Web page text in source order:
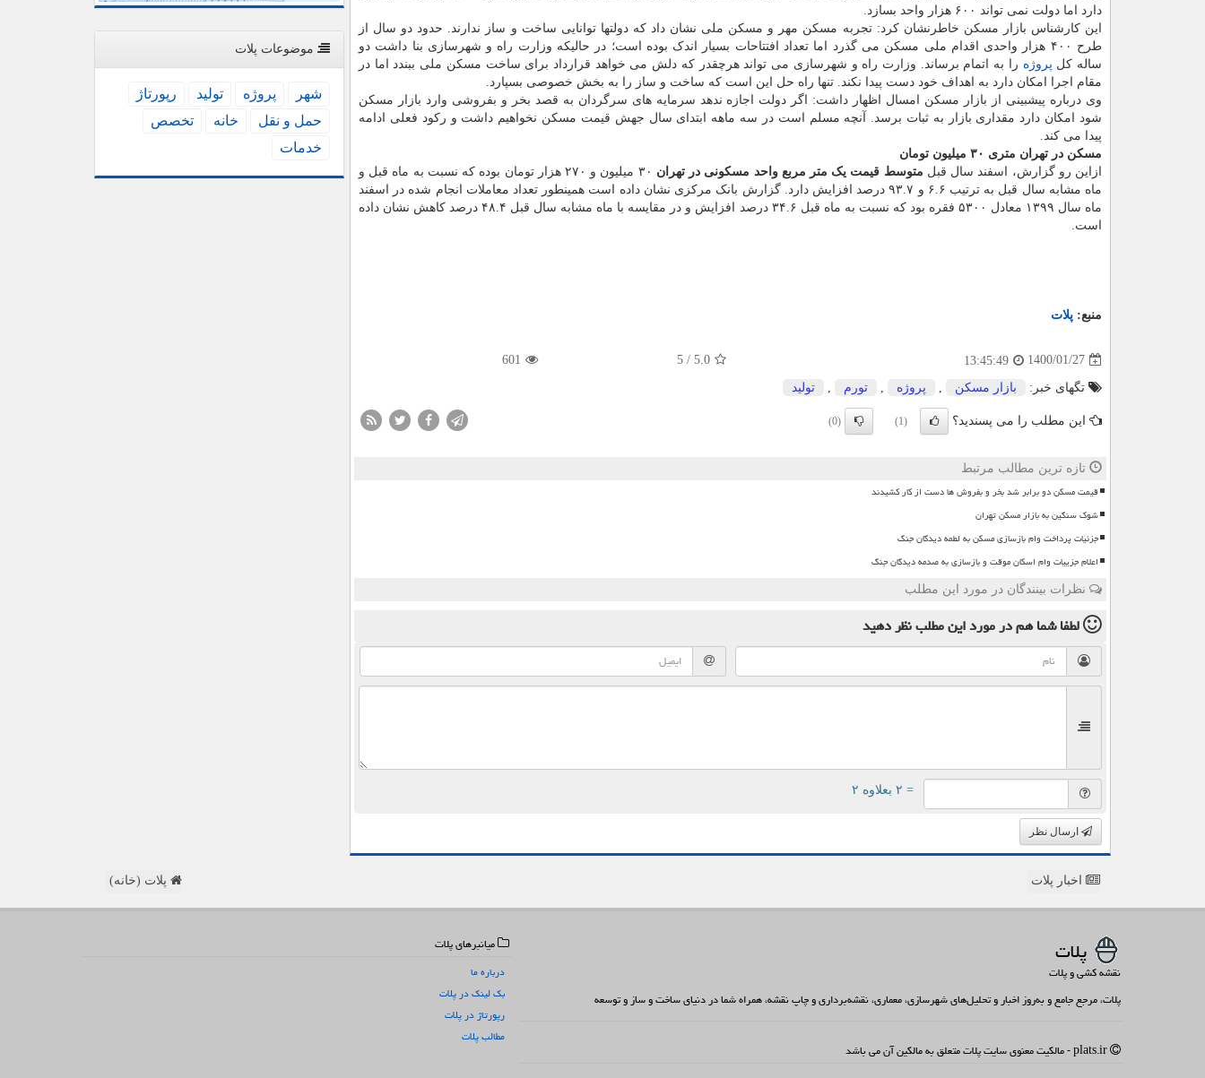
دارد اما دولت نمی تواند ۶۰۰ هزار واحد بسازد.
این کارشناس بازار مسکن خاطرنشان کرد: تجربه مسکن مهر و مسکن ملی نشان داد که دولتها توانایی ساخت و ساز ندارند. حدود دو سال از
طرح ۴۰۰ هزار واحدی اقدام ملی مسکن می گذرد اما تعداد افتتاحات بسیار اندک بوده است؛ در حالیکه وزارت راه و شهرسازی بنا داشت دو
ساله کل پروژه را به اتمام برساند. وزارت راه و شهرسازی می تواند هرچقدر که دلش می خواهد قرارداد برای ساخت مسکن ملی ببندد اما در
مقام اجرا امکان دارد به اهداف خود دست پیدا نکند. تنها راه حل این است که ساخت و ساز را به بخش خصوصی بسپارد.
وی درباره پیشبینی از بازار مسکن امسال اظهار داشت: اگر دولت اجازه ندهد سرمایه های سرگردان به قصد بخر و بفروشی وارد بازار مسکن
شود امکان دارد مقداری بازار به ثبات برسد. آنچه مسلم است در سه ماهه ابتدای سال جهش قیمت مسکن نخواهیم داشت و رکود فعلی ادامه
پیدا می کند.
مسکن در تهران متری ۳۰ میلیون تومان
ازاین رو گزارش، اسفند سال قبل متوسط قیمت یک متر مربع واحد مسکونی در تهران
۳۰ میلیون و ۲۷۰ هزار تومان بوده که نسبت به ماه قبل و
ماه مشابه سال قبل به ترتیب ۶.۶ و ۹۳.۷ درصد افزایش دارد. گزارش بانک مرکزی نشان داده است همینطور تعداد معاملات انجام شده در اسفند
ماه سال ۱۳۹۹ معادل ۵۳۰۰ فقره بود که نسبت به ماه قبل ۳۴.۶ درصد افزایش و در مقایسه با ماه مشابه سال قبل ۴۸.۴ درصد کاهش نشان داده
است.
منبع: پلات
1400/01/27
13:45:49
5.0
/
5
601
تگهای خبر: بازار مسكن پروژه تورم تولید
این مطلب را می پسندید؟ (1)
(0)
تازه ترین مطالب مرتبط
قیمت مسکن دو برابر شد بخر و بفروش ها دست از کار کشیدند
شوک سنگین به بازار مسکن تهران
جزئیات پرداخت وام بازسازی مسکن به لطمه دیدگان جنگ
اعلام جزییات وام اسکان موقت و بازسازی به صدمه دیدگان جنگ
نظرات بینندگان در مورد این مطلب
لطفا شما همدر مورد این مطلبنظر دهید
= ۲ بعلاوه ۲
ارسال نظر
موضوعات پلات
شهر پروژه تولید
رپورتاژ
حمل و نقل
خانه
تخصص
خدمات
اخبار پلات پلات (خانه)
پلات
نقشه کشی و پلات
پلات، مرجع جامع و به‌روز اخبار و تحلیل‌های شهرسازی، معماری، نقشه‌برداری و چاپ نقشه، همراه شما در دنیای ساخت و ساز و توسعه
میانبرهای پلات
درباره ما
بک لینک در پلات
رپورتاژ در پلات
مطالب پلات